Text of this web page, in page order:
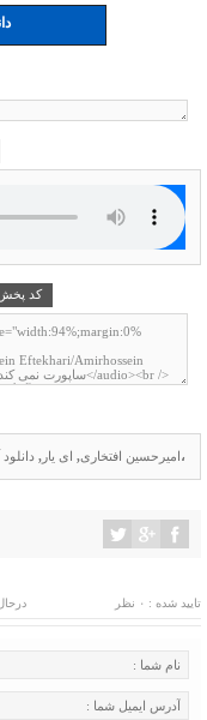
کد پخش
،امیرحسین افتخاری, ای یار ,
تایید شده : ۰ نظر